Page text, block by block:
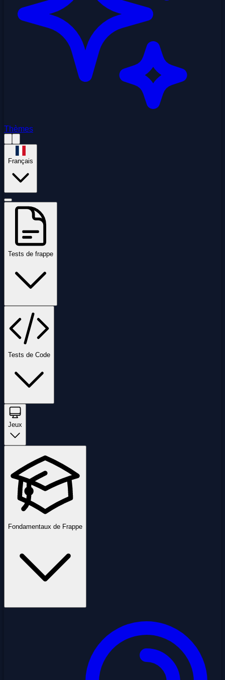
Thèmes
Français
Tests de frappe
Tests de Code
Jeux
Fondamentaux de Frappe